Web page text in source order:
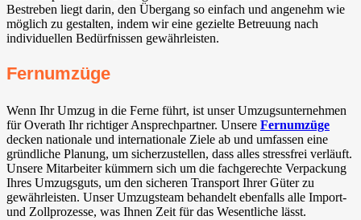
Bestreben liegt darin, den Übergang so einfach und angenehm wie
möglich zu gestalten, indem wir eine gezielte Betreuung nach
individuellen Bedürfnissen gewährleisten.
Fernumzüge
Wenn Ihr Umzug in die Ferne führt, ist unser Umzugsunternehmen
für Overath Ihr richtiger Ansprechpartner. Unsere Fernumzüge
decken nationale und internationale Ziele ab und umfassen eine
gründliche Planung, um sicherzustellen, dass alles stressfrei verläuft.
Unsere Mitarbeiter kümmern sich um die fachgerechte Verpackung
Ihres Umzugsguts, um den sicheren Transport Ihrer Güter zu
gewährleisten. Unser Umzugsteam behandelt ebenfalls alle Import-
und Zollprozesse, was Ihnen Zeit für das Wesentliche lässt.